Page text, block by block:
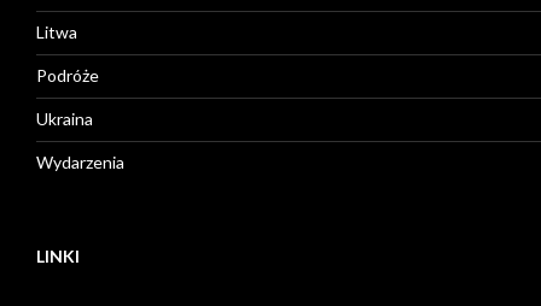
Litwa
Podróże
Ukraina
Wydarzenia
LINKI